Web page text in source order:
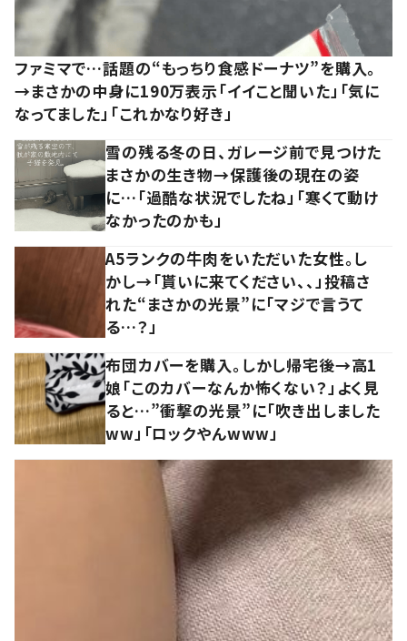
ファミマで…話題の“もっちり食感ドーナツ”を購入。
→まさかの中身に190万表示「イイこと聞いた」「気に
なってました」「これかなり好き」
雪の残る冬の日、ガレージ前で見つけた
まさかの生き物→保護後の現在の姿
に…「過酷な状況でしたね」「寒くて動け
なかったのかも」
A5ランクの牛肉をいただいた女性。し
かし→「貰いに来てください、、」投稿さ
れた“まさかの光景”に「マジで言うて
る…？」
布団カバーを購入。しかし帰宅後→高1
娘「このカバーなんか怖くない？」よく見
ると…”衝撃の光景”に「吹き出しました
ww」「ロックやんwww」